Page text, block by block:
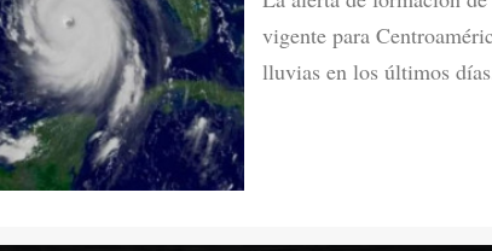
vigente para
lluvias en los últimos